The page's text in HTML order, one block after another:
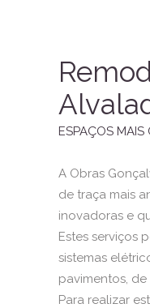
ESPAÇOS MAIS
A Obras
de traça mais
inovadoras e
Estes serviços
sistemas
pavimentos,
Para realizar